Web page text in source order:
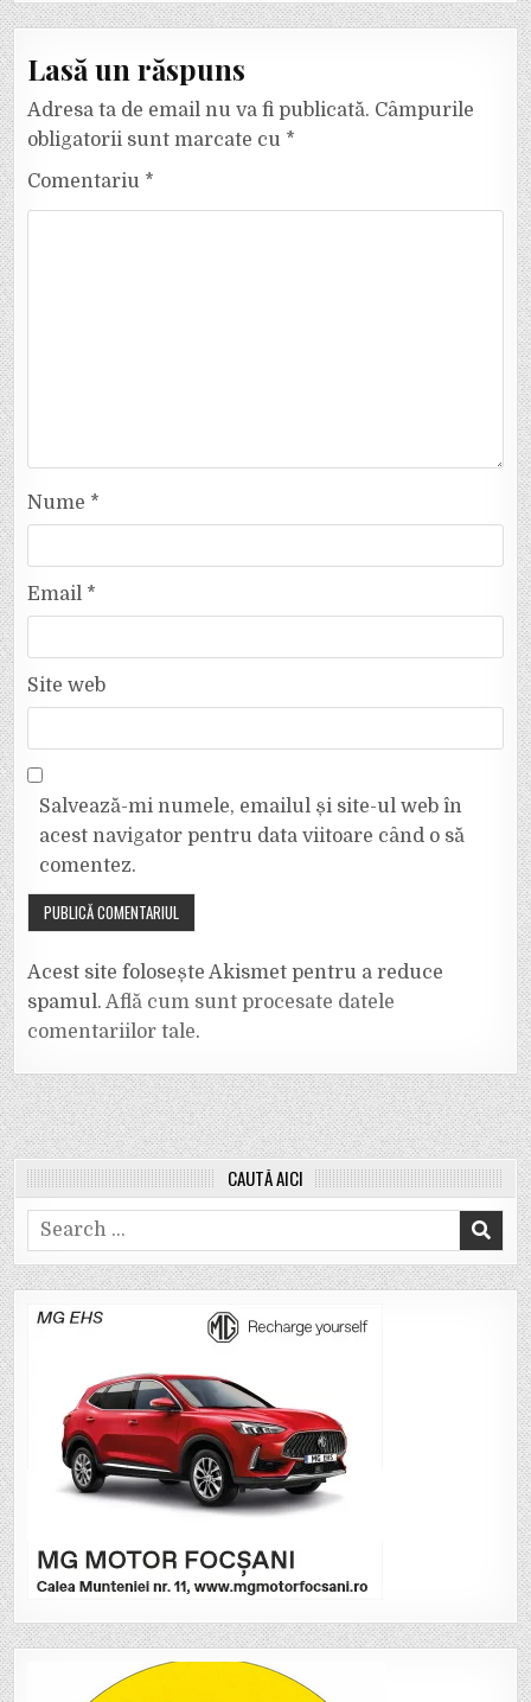
Lasă un răspuns
Adresa ta de email nu va fi publicată. Câmpurile
obligatorii sunt marcate cu *
Comentariu *
Nume *
Email *
Site web
Salvează-mi numele, emailul și site-ul web în
acest navigator pentru data viitoare când o să
comentez.
Acest site folosește Akismet pentru a reduce
spamul.Află cum sunt procesate datele
comentariilor tale.
CAUTĂ AICI
Search
for: